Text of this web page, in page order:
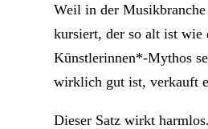
Weil in der Musikbranche
kursiert, der so alt ist wie
Künstlerinnen*-Mythos
wirklich gut ist, verkauft
Dieser Satz wirkt